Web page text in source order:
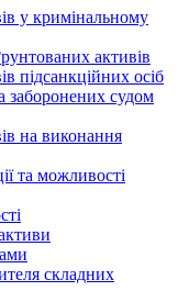
у кримінальному
активів
підсанкційних осіб
заборонених судом
на виконання
та можливості
складних